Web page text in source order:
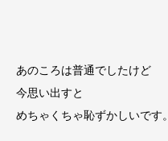
あのころは普通でしたけど
今思い出すと
めちゃくちゃ恥ずかしいです。